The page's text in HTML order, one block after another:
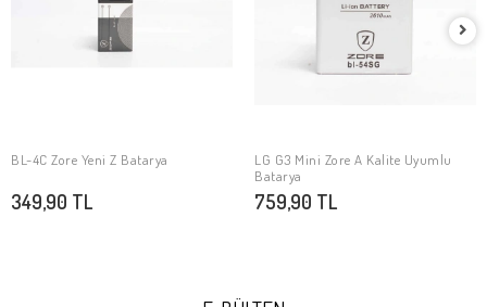
SEPETE EKLE
BL-4C Zore Yeni Z Batarya
349,90 TL
SEPETE EKLE
LG G3 Mini Zore A Kalite Uyumlu
Batarya
759,90 TL